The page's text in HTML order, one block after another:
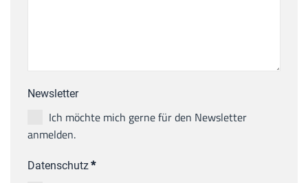
Newsletter
Ich möchte mich gerne für den Newsletter
anmelden.
Datenschutz*